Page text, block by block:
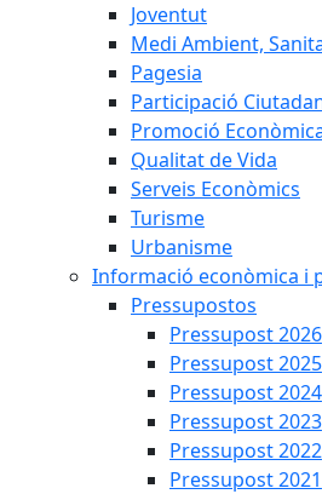
Joventut
Medi Ambient,
Pagesia
Participació
Promoció
Qualitat de Vida
Serveis Econòmics
Turisme
Urbanisme
Informació econòmica i
Pressupostos
Pressupost 2026
Pressupost 2025
Pressupost 2024
Pressupost 2023
Pressupost 2022
Pressupost 2021